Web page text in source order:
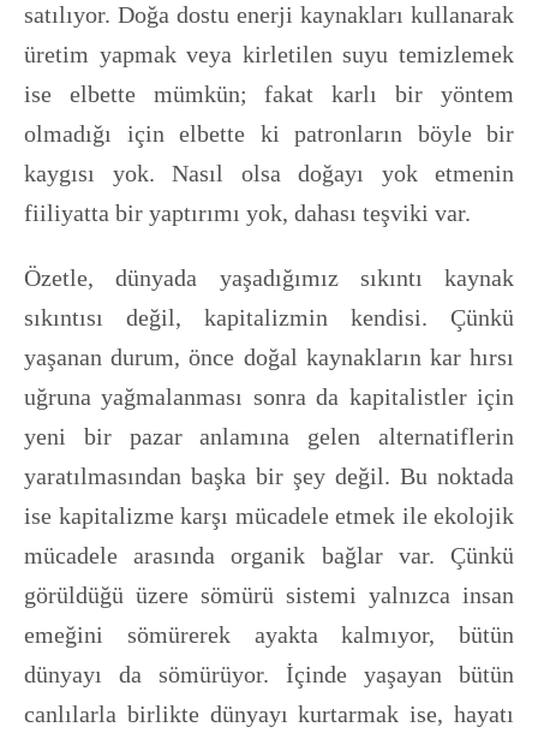
satılıyor. Doğa dostu enerji kaynakları kullanarak
üretim yapmak veya kirletilen suyu temizlemek
ise elbette mümkün; fakat karlı bir yöntem
olmadığı için elbette ki patronların böyle bir
kaygısı yok. Nasıl olsa doğayı yok etmenin
fiiliyatta bir yaptırımı yok, dahası teşviki var.
Özetle, dünyada yaşadığımız sıkıntı kaynak
sıkıntısı değil, kapitalizmin kendisi. Çünkü
yaşanan durum, önce doğal kaynakların kar hırsı
uğruna yağmalanması sonra da kapitalistler için
yeni bir pazar anlamına gelen alternatiflerin
yaratılmasından başka bir şey değil. Bu noktada
ise kapitalizme karşı mücadele etmek ile ekolojik
mücadele arasında organik bağlar var. Çünkü
görüldüğü üzere sömürü sistemi yalnızca insan
emeğini sömürerek ayakta kalmıyor, bütün
dünyayı da sömürüyor. İçinde yaşayan bütün
canlılarla birlikte dünyayı kurtarmak ise, hayatı